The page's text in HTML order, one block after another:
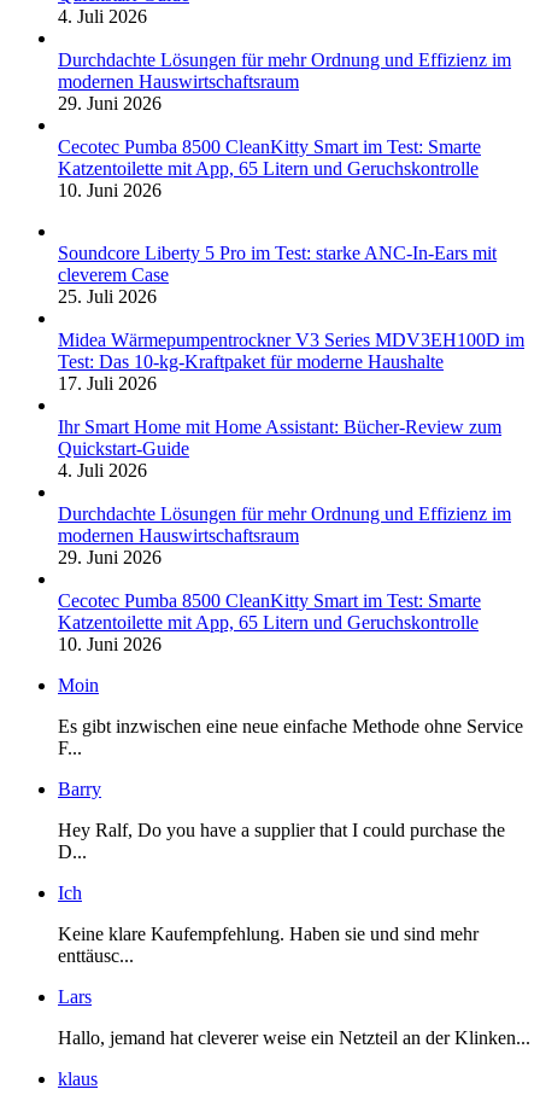
4. Juli 2026
Durchdachte Lösungen für mehr Ordnung und Effizienz im
modernen Hauswirtschaftsraum
29. Juni 2026
Cecotec Pumba 8500 CleanKitty Smart im Test: Smarte
Katzentoilette mit App, 65 Litern und Geruchskontrolle
10. Juni 2026
Soundcore Liberty 5 Pro im Test: starke ANC-In-Ears mit
cleverem Case
25. Juli 2026
Midea Wärmepumpentrockner V3 Series MDV3EH100D im
Test: Das 10-kg-Kraftpaket für moderne Haushalte
17. Juli 2026
Ihr Smart Home mit Home Assistant: Bücher-Review zum
Quickstart-Guide
4. Juli 2026
Durchdachte Lösungen für mehr Ordnung und Effizienz im
modernen Hauswirtschaftsraum
29. Juni 2026
Cecotec Pumba 8500 CleanKitty Smart im Test: Smarte
Katzentoilette mit App, 65 Litern und Geruchskontrolle
10. Juni 2026
Moin
Es gibt inzwischen eine neue einfache Methode ohne Service
F...
Barry
Hey Ralf, Do you have a supplier that I could purchase the
D...
Ich
Keine klare Kaufempfehlung. Haben sie und sind mehr
enttäusc...
Lars
Hallo, jemand hat cleverer weise ein Netzteil an der Klinken...
klaus